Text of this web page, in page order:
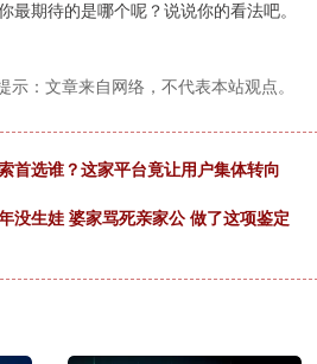
最期待的是哪个呢？说说你的看法吧。
示：文章来自网络，不代表本站观点。
首选谁？这家平台竟让用户集体转向
没生娃 婆家骂死亲家公 做了这项鉴定